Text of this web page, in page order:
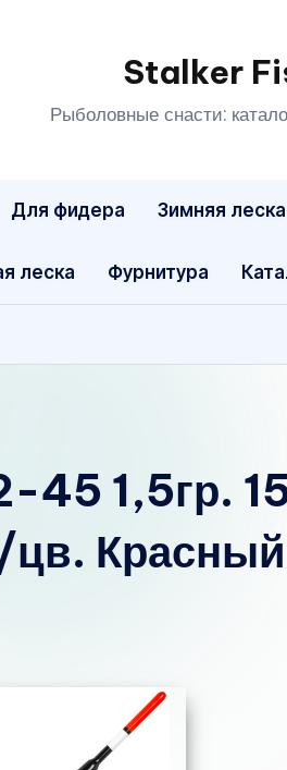
Stalker
Рыболовные снасти:
Для фидера Зимняя леска
леска Фурнитура
45 1,5гр.
Красный